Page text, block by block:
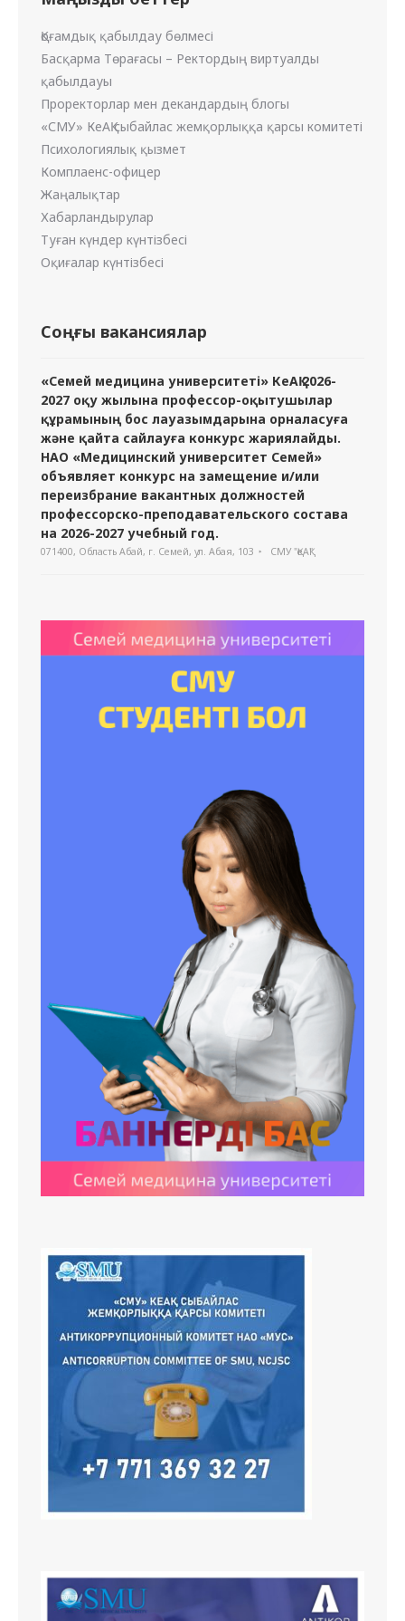
Қоғамдық қабылдау бөлмесі
Басқарма Төрағасы – Ректордың виртуалды
қабылдауы
Проректорлар мен декандардың блогы
«СМУ» КеАҚ сыбайлас жемқорлыққа қарсы комитеті
Психологиялық қызмет
Комплаенс-офицер
Жаңалықтар
Хабарландырулар
Туған күндер күнтізбесі
Оқиғалар күнтізбесі
Соңғы вакансиялар
«Семей медицина университеті» КеАҚ 2026-
2027 оқу жылына профессор-оқытушылар
құрамының бос лауазымдарына орналасуға
және қайта сайлауға конкурс жариялайды.
НАО «Медицинский университет Семей»
объявляет конкурс на замещение и/или
переизбрание вакантных должностей
профессорско-преподавательского состава
на 2026-2027 учебный год.
071400, Область Абай, г. Семей, ул. Абая, 103 СМУ "ҚеАҚ"